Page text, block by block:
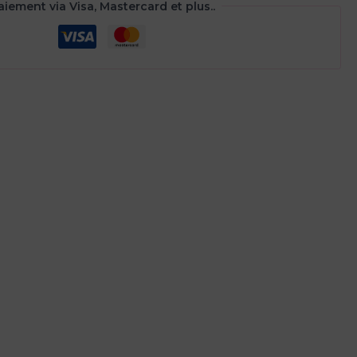
via Visa, Mastercard et plus..